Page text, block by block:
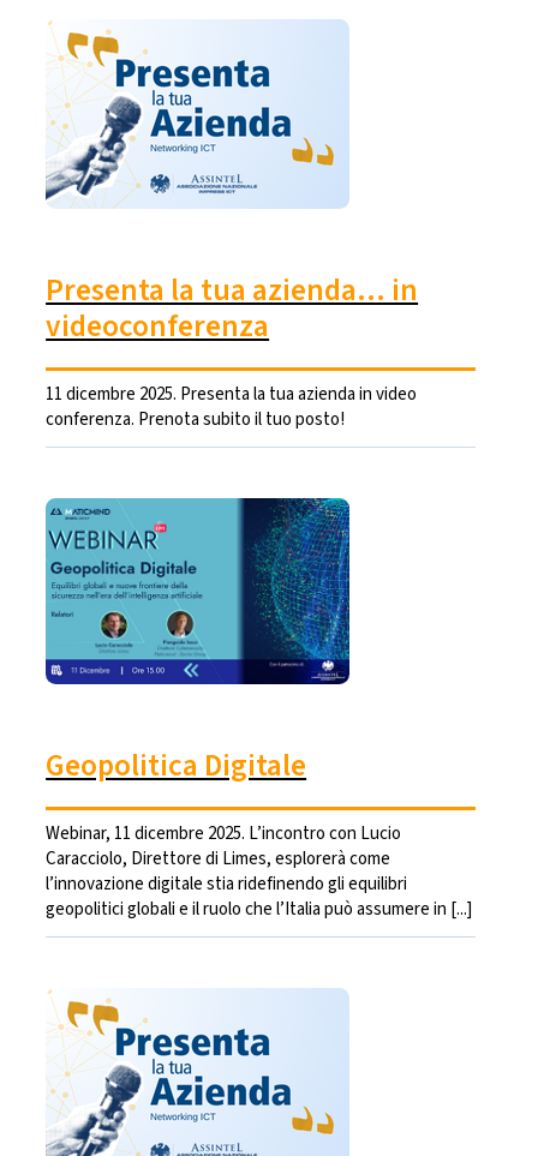
Presenta la tua azienda… in
videoconferenza
11 dicembre 2025. Presenta la tua azienda in video
conferenza. Prenota subito il tuo posto!
Geopolitica Digitale
Webinar, 11 dicembre 2025. L’incontro con Lucio
Caracciolo, Direttore di Limes, esplorerà come
l’innovazione digitale stia ridefinendo gli equilibri
geopolitici globali e il ruolo che l’Italia può assumere in [...]